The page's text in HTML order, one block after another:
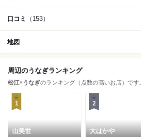
口コミ （153）
地図
周辺のうなぎランキング
松江× うなぎのランキング（点数の高いお店）です。
1
山美世
2
大はかや